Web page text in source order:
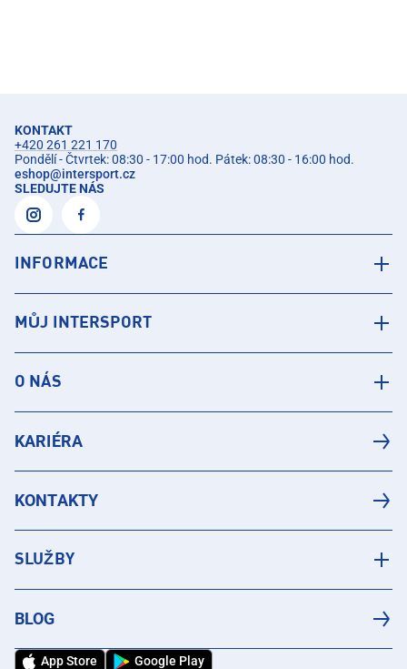
KONTAKT
+420 261 221 170
Pondělí - Čtvrtek: 08:30 - 17:00 hod. Pátek: 08:30 - 16:00 hod.
eshop@intersport.cz
SLEDUJTE NÁS
INFORMACE
MŮJ INTERSPORT
O NÁS
KARIÉRA
KONTAKTY
SLUŽBY
BLOG
App Store Google Play